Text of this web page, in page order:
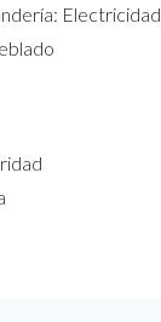
Electricidad.